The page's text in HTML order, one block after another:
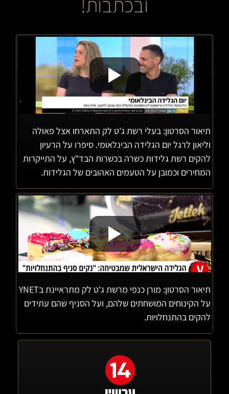
תיאור הסרטון: בעלי רשת ג'ט לק התארחו אצל פאולה
וליאון לרגל יום הגלידה הבינלאומי. סיפרו על הרעיון
להקים רשת גלידות כשרה בכשרות הבד"ץ, על התייקרות
המחירים וכמובן על הטעמים האהובים של הגלידות.
תיאור הסרטון: מורן כנפי מרשת ג'ט לק מתראיינת בYNET
על הקינוחים המושחתים שלהם, ועל הסניף שהם עתידים
להקים בהתנחלויות.